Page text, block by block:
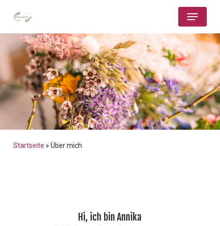
content
Menu
Startseite » Über mich
Hi, ich bin Annika
Menu